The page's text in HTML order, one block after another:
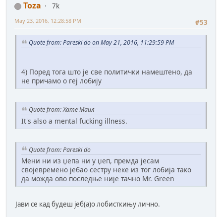
Toza
7k
#53
May 23, 2016, 12:28:58 PM
Quote from: Pareski do on May 21, 2016, 11:29:59 PM
4) Поред тога што је све политички намештено, да
не причамо о геј лобију
Quote from: Хате Маил
It's also a mental fucking illness.
Quote from: Pareski do
Meни ни из џепа ни у џеп, премда јесам
својевремено јебао сестру неке из тог лобија тако
да можда ово последње није тачно Mr. Green
Јави се кад будеш јеб(а)о лобисткињу лично.